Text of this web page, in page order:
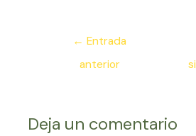
Navegación
entradas
← Entrada
anterior
Deja un comentario